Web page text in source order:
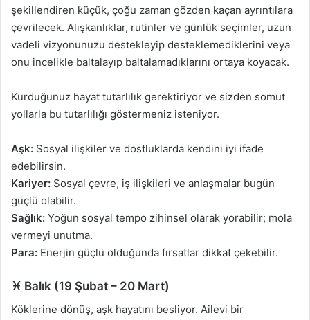
şekillendiren küçük, çoğu zaman gözden kaçan ayrıntılara
çevrilecek. Alışkanlıklar, rutinler ve günlük seçimler, uzun
vadeli vizyonunuzu destekleyip desteklemediklerini veya
onu incelikle baltalayıp baltalamadıklarını ortaya koyacak.
Kurduğunuz hayat tutarlılık gerektiriyor ve sizden somut
yollarla bu tutarlılığı göstermeniz isteniyor.
Aşk: Sosyal ilişkiler ve dostluklarda kendini iyi ifade
edebilirsin.
Kariyer: Sosyal çevre, iş ilişkileri ve anlaşmalar bugün
güçlü olabilir.
Sağlık: Yoğun sosyal tempo zihinsel olarak yorabilir; mola
vermeyi unutma.
Para: Enerjin güçlü olduğunda fırsatlar dikkat çekebilir.
♓ Balık (19 Şubat – 20 Mart)
Köklerine dönüş, aşk hayatını besliyor. Ailevi bir